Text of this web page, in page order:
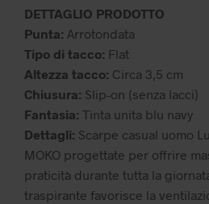
DETTAGLIO PRODOTTO
Punta: Arrotondata
Tipo di tacco: Flat
Altezza tacco: Circa 3,5 cm
Chiusura: Slip-on (senza lacci)
Fantasia: Tinta unita blu navy
Dettagli: Scarpe casual uomo
MOKO progettate per offrire
praticità durante tutta la
traspirante favorisce la